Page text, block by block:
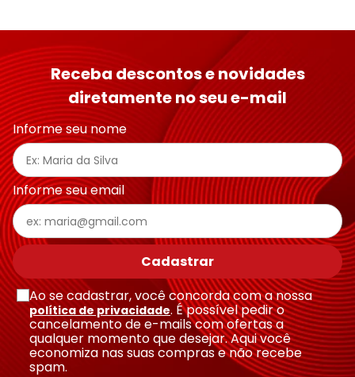
Avalie o produto de 1 a 5 estrelas
★★★★★
Seu nome
Endereço de email
Escreva uma avaliação
Enviar avaliação
Receba descontos e novidades
diretamente no seu e-mail
Informe seu nome
Informe seu email
Cadastrar
Ao se cadastrar, você concorda com a nossa
política de privacidade. É possível pedir o
cancelamento de e-mails com ofertas a
qualquer momento que desejar. Aqui você
economiza nas suas compras e não recebe
spam.